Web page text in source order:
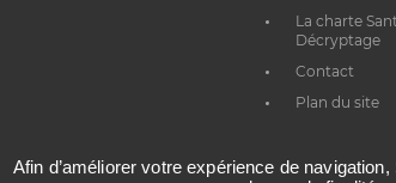
La charte
Décryptage
Contact
Plan du site
Afin d’améliorer votre expérience de